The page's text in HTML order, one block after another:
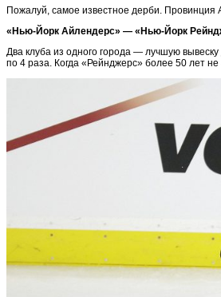
Пожалуй, самое известное дерби. Провинция
«Нью-Йорк Айлендерс» — «Нью-Йорк
Два клуба из одного города — лучшую
по 4 раза. Когда «Рейнджерс» более 50 лет